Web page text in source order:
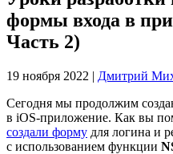
формы входа в
Часть 2)
19 ноября 2022 | Дмитрий
Сегодня мы продолжим
в iOS-приложение. Как вы
создали форму для логина и
с использованием функции